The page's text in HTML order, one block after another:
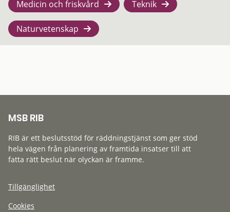
Medicin och friskvård Teknik
Naturvetenskap
MSB RIB
RIB är ett beslutsstöd för räddningstjänst som ger stöd
hela vägen från planering av framtida insatser till att
fatta rätt beslut när olyckan är framme.
Tillgänglighet
Cookies